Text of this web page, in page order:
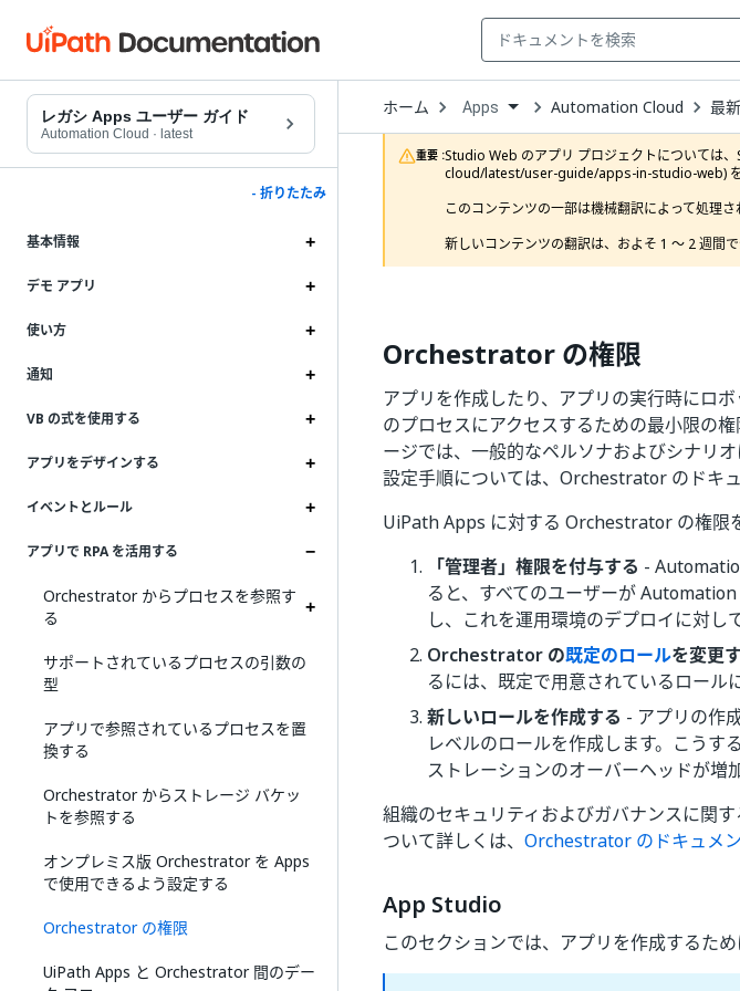
レガシ Apps ユーザー ガイド
Automation Cloud · latest
- 折りたたみ
基本情報
デモ アプリ
使い方
通知
VB の式を使用する
アプリをデザインする
イベントとルール
アプリで RPA を活用する
Orchestrator からプロセスを参照す
る
サポートされているプロセスの引数の
型
アプリで参照されているプロセスを置
換する
Orchestrator からストレージ バケッ
トを参照する
オンプレミス版 Orchestrator を Apps
で使用できるよう設定する
Orchestrator の権限
UiPath Apps と Orchestrator 間のデー
ホーム Open
Dropdown
to
choose
product
Apps Automation Cloud 最新
重要 :Studio Web のアプリ プロジェクトについて
cloud/latest/user-guide/apps-in-studio-web) を
このコンテンツの一部は機械翻訳によって処理
新しいコンテンツの翻訳は、およそ 1 ～ 2 週間で
Orchestrator の権限
アプリを作成したり、アプリの実行時にロ
のプロセスにアクセスするための最小限の
ージでは、一般的なペルソナおよびシナリ
設定手順については、Orchestrator のドキ
UiPath Apps に対する Orchestrator の権限
「管理者」権限を付与する -
ると、すべてのユーザーが
し、これを運用環境のデプロイに対し
Orchestrator の既定のロールを変更
るには、既定で用意されているロール
新しいロールを作成する - アプリの作
レベルのロールを作成します。こう
ストレーションのオーバーヘッドが増
組織のセキュリティおよびガバナンスに関
ついて詳しくは、 Orchestrator のドキュメ
App Studio
このセクションでは、アプリを作成するた